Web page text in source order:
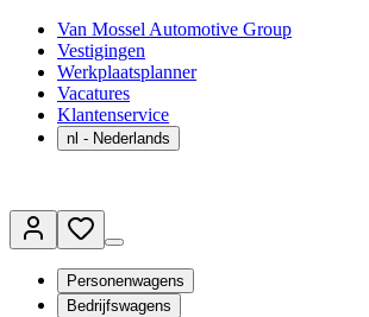
Van Mossel Automotive Group
Vestigingen
Werkplaatsplanner
Vacatures
Klantenservice
nl - Nederlands
Personenwagens
Bedrijfswagens